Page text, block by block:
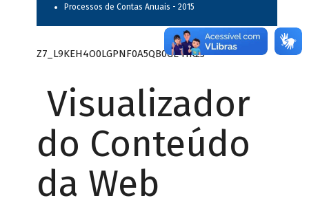
Processos de Contas Anuais - 2015
Z7_L9KEH4O0LGPNF0A5QB0GE41K23
Visualizador
do Conteúdo
da Web